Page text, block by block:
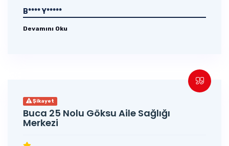
B**** Y*****
Devamını Oku
Şikayet
Buca 25 Nolu Göksu Aile Sağlığı
Merkezi